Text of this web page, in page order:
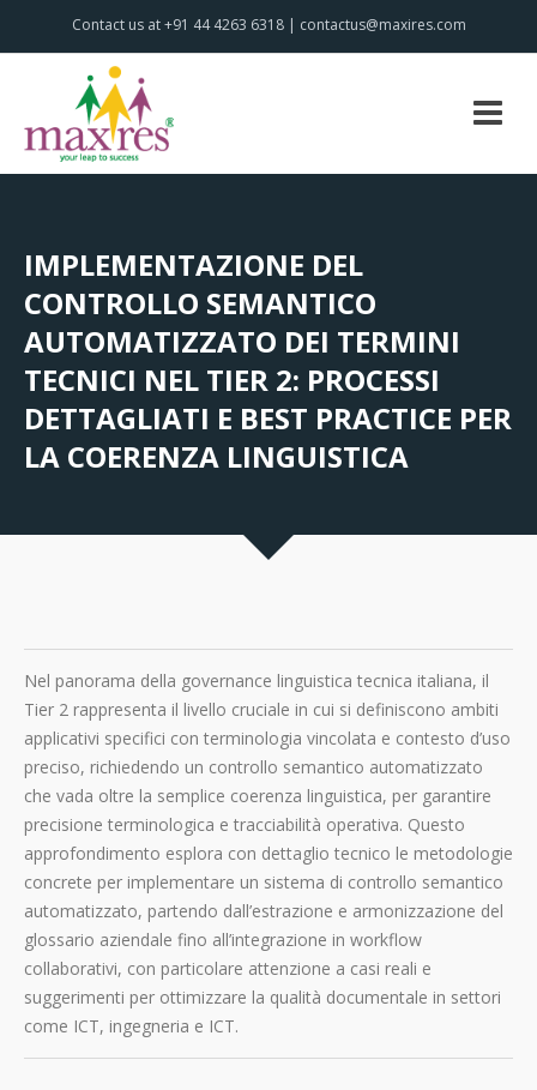
Contact us at +91 44 4263 6318 | contactus@maxires.com
IMPLEMENTAZIONE DEL
CONTROLLO SEMANTICO
AUTOMATIZZATO DEI TERMINI
TECNICI NEL TIER 2: PROCESSI
DETTAGLIATI E BEST PRACTICE PER
LA COERENZA LINGUISTICA
Nel panorama della governance linguistica tecnica italiana, il
Tier 2 rappresenta il livello cruciale in cui si definiscono ambiti
applicativi specifici con terminologia vincolata e contesto d’uso
preciso, richiedendo un controllo semantico automatizzato
che vada oltre la semplice coerenza linguistica, per garantire
precisione terminologica e tracciabilità operativa. Questo
approfondimento esplora con dettaglio tecnico le metodologie
concrete per implementare un sistema di controllo semantico
automatizzato, partendo dall’estrazione e armonizzazione del
glossario aziendale fino all’integrazione in workflow
collaborativi, con particolare attenzione a casi reali e
suggerimenti per ottimizzare la qualità documentale in settori
come ICT, ingegneria e ICT.